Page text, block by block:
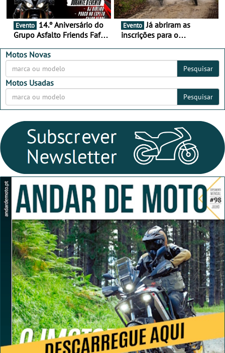
Evento
Grupo Asfalto Friends Fafe,
2026
Evento Já abriram as
inscrições para o
Motos Novas
Pesquisar
Motos Usadas
Pesquisar